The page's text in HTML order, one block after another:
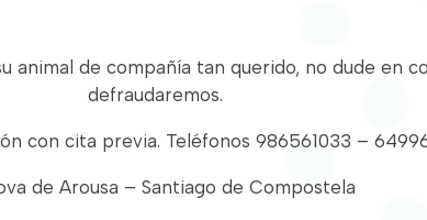
de compañía tan querido, no dude en
defraudaremos.
con cita previa. Teléfonos 986561033 –
de Arousa – Santiago de Compostela